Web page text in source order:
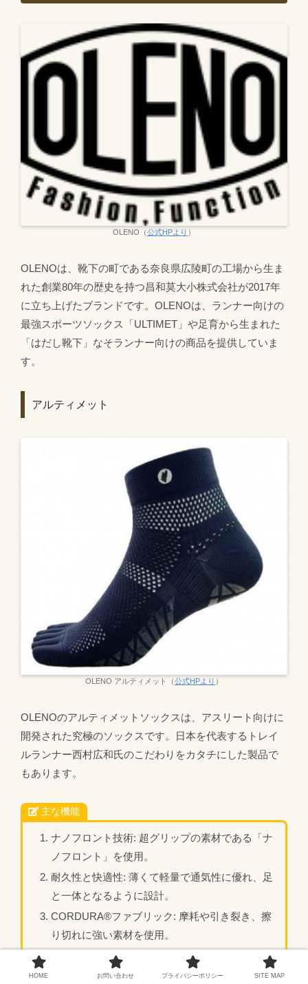
OLENO（公式HPより ）
OLENOは、靴下の町である奈良県広陵町の工場から生ま
れた創業80年の歴史を持つ昌和莫大小株式会社が2017年
に立ち上げたブランドです。OLENOは、ランナー向けの
最強スポーツソックス「ULTIMET」や足育から生まれた
「はだし靴下」なそランナー向けの商品を提供していま
す。
アルティメット
OLENO アルティメット（公式HPより ）
OLENOのアルティメットソックスは、アスリート向けに
開発された究極のソックスです。日本を代表するトレイ
ルランナー西村広和氏のこだわりをカタチにした製品で
もあります。
主な機能
ナノフロント技術: 超グリップの素材である「ナ
ノフロント」を使用。
耐久性と快適性: 薄くて軽量で通気性に優れ、足
と一体となるように設計。
CORDURA®ファブリック: 摩耗や引き裂き、擦
り切れに強い素材を使用。
HOME お問い合わせ プライバシーポリシー SITE MAP